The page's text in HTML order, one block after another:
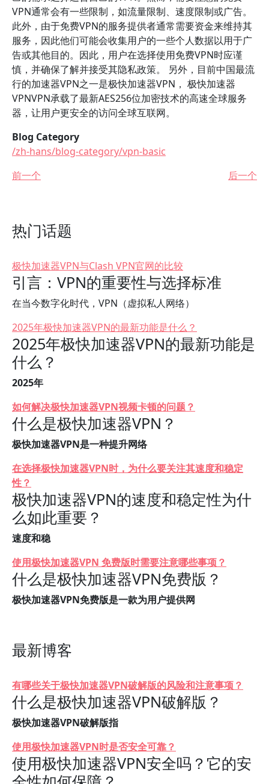
VPN通常会有一些限制，如流量限制、速度限制或广告。
此外，由于免费VPN的服务提供者通常需要资金来维持其
服务，因此他们可能会收集用户的一些个人数据以用于广
告或其他目的。因此，用户在选择使用免费VPN时应谨
慎，并确保了解并接受其隐私政策。 另外，目前中国最流
行的加速器VPN之一是极快加速器VPN， 极快加速器
VPNVPN承载了最新AES256位加密技术的高速全球服务
器，让用户更安全的访问全球互联网。
Blog Category
/zh-hans/blog-category/vpn-basic
前一个
后一个
热门话题
极快加速器VPN与Clash VPN官网的比较
引言：VPN的重要性与选择标准
在当今数字化时代，VPN（虚拟私人网络）
2025年极快加速器VPN的最新功能是什么？
2025年极快加速器VPN的最新功能是
什么？
2025年
如何解决极快加速器VPN视频卡顿的问题？
什么是极快加速器VPN？
极快加速器VPN是一种提升网络
在选择极快加速器VPN时，为什么要关注其速度和稳定
性？
极快加速器VPN的速度和稳定性为什
么如此重要？
速度和稳
使用极快加速器VPN 免费版时需要注意哪些事项？
什么是极快加速器VPN免费版？
极快加速器VPN免费版是一款为用户提供网
最新博客
有哪些关于极快加速器VPN破解版的风险和注意事项？
什么是极快加速器VPN破解版？
极快加速器VPN破解版指
使用极快加速器VPN时是否安全可靠？
使用极快加速器VPN安全吗？它的安